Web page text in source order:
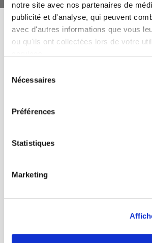
notre site avec nos partenaires de
publicité et d'analyse, qui peuvent
avec d'autres informations que vous
ou qu'ils ont collectées lors de votre
Nécessaires
Préférences
Statistiques
Marketing
SCIENCES PO UNIVERSITY PRESS has a
original research, to edit reference works
FOREIGN RIGHTS
CONDITIONS OF SALE